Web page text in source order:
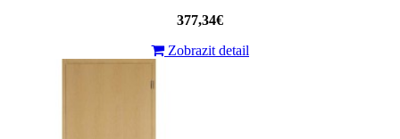
377,34€
Zobrazit detail